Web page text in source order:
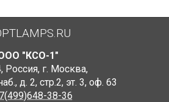
"КСО-1"
, Россия, г. Москва,
д. 2, стр.2, эт. 3, оф. 63
38-36